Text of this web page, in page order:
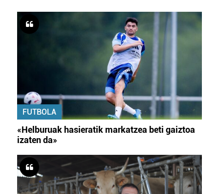
FUTBOLA
«Helburuak hasieratik markatzea beti gaiztoa
izaten da»